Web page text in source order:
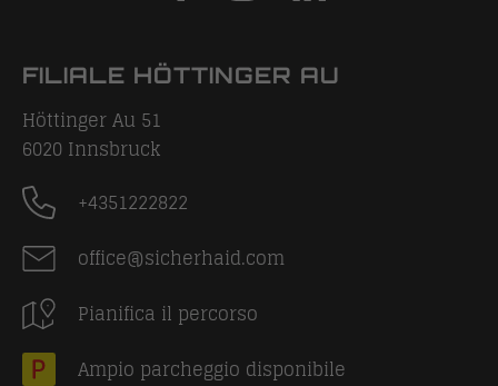
FILIALE HÖTTINGER AU
Höttinger Au 51
6020 Innsbruck
+4351222822
office@sicherhaid.com
Pianifica il percorso
Ampio parcheggio disponibile